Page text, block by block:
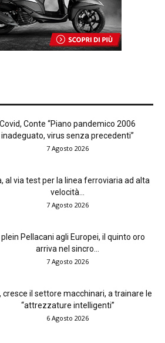
Covid, Conte “Piano pandemico 2006
inadeguato, virus senza precedenti”
7 Agosto 2026
al via test per la linea ferroviaria ad alta
velocità...
7 Agosto 2026
plein Pellacani agli Europei, il quinto oro
arriva nel sincro...
7 Agosto 2026
cresce il settore macchinari, a trainare le
“attrezzature intelligenti”
6 Agosto 2026